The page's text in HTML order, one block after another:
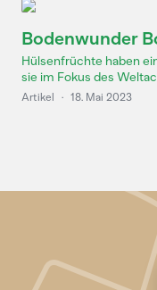
Bodenwunder
Hülsenfrüchte haben
sie im Fokus des
Artikel · 18. Mai 2023